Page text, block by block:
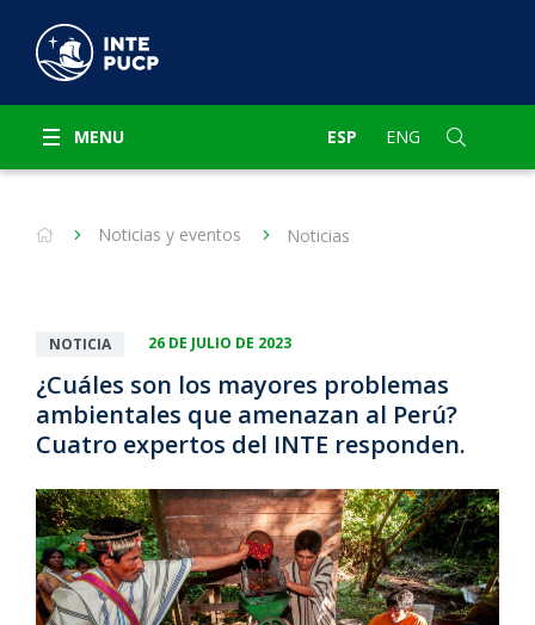
MENU ESP ENG
Noticias y eventos Noticias
NOTICIA 26 DE JULIO DE 2023
¿Cuáles son los mayores problemas
ambientales que amenazan al Perú?
Cuatro expertos del INTE responden.